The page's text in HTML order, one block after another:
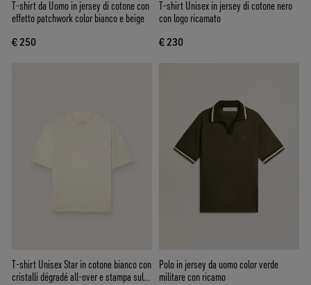
T-shirt da Uomo in jersey di cotone con
effetto patchwork color bianco e beige
€ 250
T-shirt Unisex in jersey di cotone nero
con logo ricamato
€ 230
T-shirt Unisex Star in cotone bianco con
cristalli dégradé all-over e stampa sul
Polo in jersey da uomo color verde
militare con ricamo